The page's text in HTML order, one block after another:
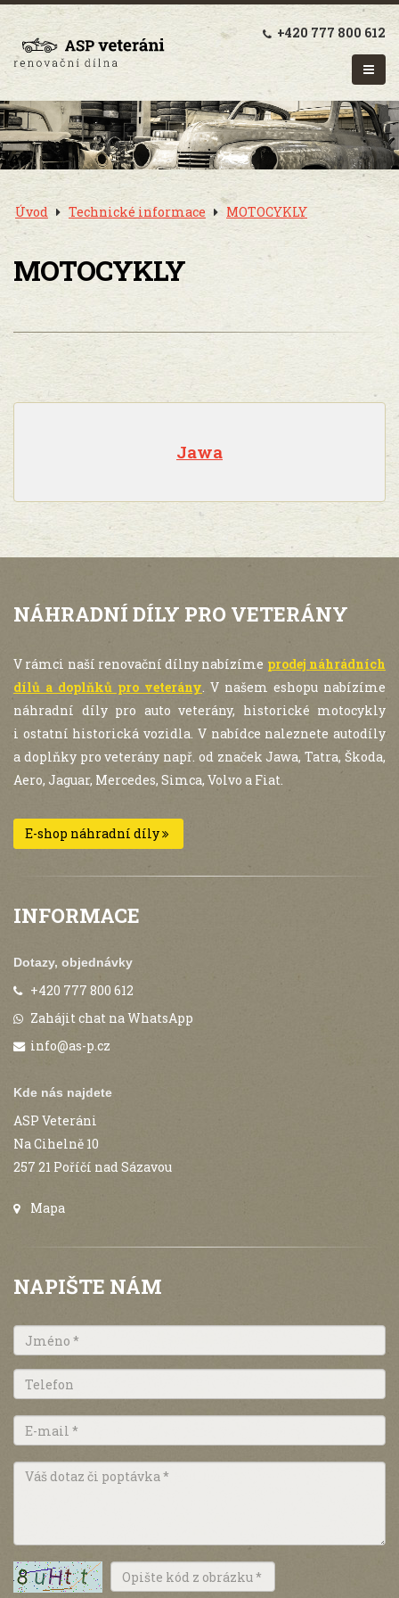
+420 777 800 612
Úvod Technické informace MOTOCYKLY
MOTOCYKLY
Jawa
NÁHRADNÍ DÍLY PRO VETERÁNY
V rámci naší renovační dílny nabízíme prodej náhrádních
dílů a doplňků pro veterány. V našem eshopu nabízíme
náhradní díly pro auto veterány, historické motocykly
i ostatní historická vozidla. V nabídce naleznete autodíly
a doplňky pro veterány např. od značek Jawa, Tatra, Škoda,
Aero, Jaguar, Mercedes, Simca, Volvo a Fiat.
E-shop náhradní díly
INFORMACE
Dotazy, objednávky
+420 777 800 612
Zahájit chat na WhatsApp
info@as-p.cz
Kde nás najdete
ASP Veteráni
Na Cihelně 10
257 21 Poříčí nad Sázavou
Mapa
NAPIŠTE NÁM